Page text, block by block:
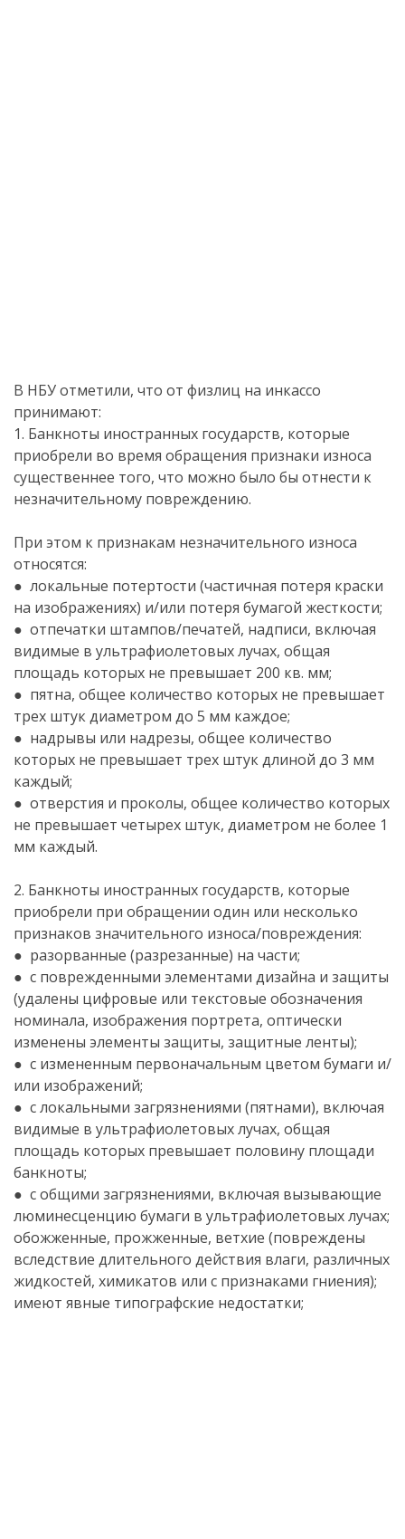
В НБУ отметили, что от физлиц на инкассо
принимают:
1. Банкноты иностранных государств, которые
приобрели во время обращения признаки износа
существеннее того, что можно было бы отнести к
незначительному повреждению.
При этом к признакам незначительного износа
относятся:
● локальные потертости (частичная потеря краски
на изображениях) и/или потеря бумагой жесткости;
● отпечатки штампов/печатей, надписи, включая
видимые в ультрафиолетовых лучах, общая
площадь которых не превышает 200 кв. мм;
● пятна, общее количество которых не превышает
трех штук диаметром до 5 мм каждое;
● надрывы или надрезы, общее количество
которых не превышает трех штук длиной до 3 мм
каждый;
● отверстия и проколы, общее количество которых
не превышает четырех штук, диаметром не более 1
мм каждый.
2. Банкноты иностранных государств, которые
приобрели при обращении один или несколько
признаков значительного износа/повреждения:
● разорванные (разрезанные) на части;
● с поврежденными элементами дизайна и защиты
(удалены цифровые или текстовые обозначения
номинала, изображения портрета, оптически
изменены элементы защиты, защитные ленты);
● с измененным первоначальным цветом бумаги и/
или изображений;
● с локальными загрязнениями (пятнами), включая
видимые в ультрафиолетовых лучах, общая
площадь которых превышает половину площади
банкноты;
● с общими загрязнениями, включая вызывающие
люминесценцию бумаги в ультрафиолетовых лучах;
обожженные, прожженные, ветхие (повреждены
вследствие длительного действия влаги, различных
жидкостей, химикатов или с признаками гниения);
имеют явные типографские недостатки;